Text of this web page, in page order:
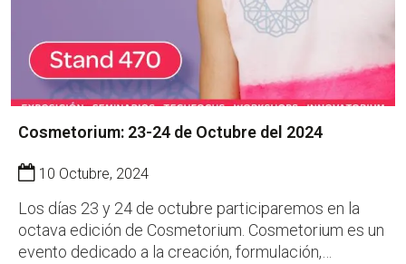
Cosmetorium: 23-24 de Octubre del 2024
10 Octubre, 2024
Los días 23 y 24 de octubre participaremos en la
octava edición de Cosmetorium. Cosmetorium es un
evento dedicado a la creación, formulación,